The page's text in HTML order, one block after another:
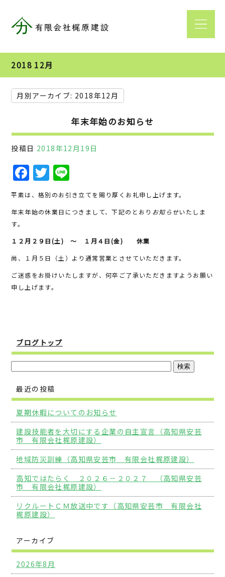
2018 12月
月別アーカイブ: 2018年12月
年末年始のお知らせ
投稿日 2018年12月19日
F
a
c
e
b
o
o
k
T
w
it
te
r
n
e
平素は、格別のお引き立てを賜り厚くお礼申し上げます。
年末年始の休業日につきまして、下記のとおり お知らせいたしま
す。
１２月２９日(土) ～ １月４日(金) 休業
尚、１月５日（土）より通常営業とさせていただきます。
ご迷惑をお掛けいたしますが、何卒ご了承いただきますようお願い
申し上げます。
ブログトップ
最近の投稿
夏期休暇についてのお知らせ
建設技能者を大切にする企業の自主宣言（高知県安芸
市 有限会社梶原建設）
地域防災訓練（高知県安芸市 有限会社梶原建設）
高知ではたらく ２０２６－２０２７ （高知県安芸
市 有限会社梶原建設）
リクルートＣＭ放送中です（高知県安芸市 有限会社
梶原建設）
アーカイブ
2026年8月